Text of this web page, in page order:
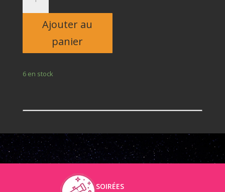
Adulte
Ajouter au
panier
6 en stock
SOIRÉES